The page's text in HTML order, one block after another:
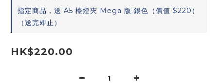
指定商品，送 A5 檯燈夾 Mega 版 銀色（價值 $220）
（送完即止）
HK$220.00